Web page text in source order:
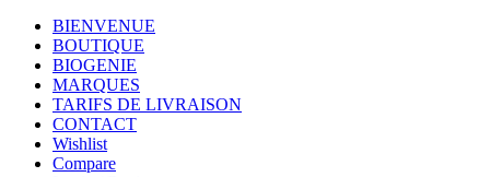
BIENVENUE
BOUTIQUE
BIOGENIE
MARQUES
TARIFS DE LIVRAISON
CONTACT
Wishlist
Compare